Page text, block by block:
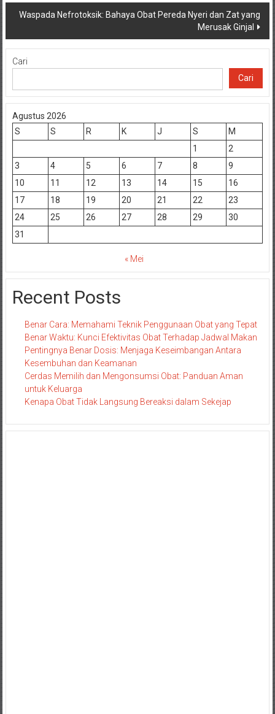
Waspada Nefrotoksik: Bahaya Obat Pereda Nyeri dan Zat yang
Merusak Ginjal
Cari
Cari
Agustus 2026
S
S R K J S
M
1
2
3
4 5 6 7 8
9
10
11 12 13 14 15
16
17
18 19 20 21 22
23
24
25 26 27 28 29
30
31
« Mei
Recent Posts
Benar Cara: Memahami Teknik Penggunaan Obat yang Tepat
Benar Waktu: Kunci Efektivitas Obat Terhadap Jadwal Makan
Pentingnya Benar Dosis: Menjaga Keseimbangan Antara
Kesembuhan dan Keamanan
Cerdas Memilih dan Mengonsumsi Obat: Panduan Aman
untuk Keluarga
Kenapa Obat Tidak Langsung Bereaksi dalam Sekejap